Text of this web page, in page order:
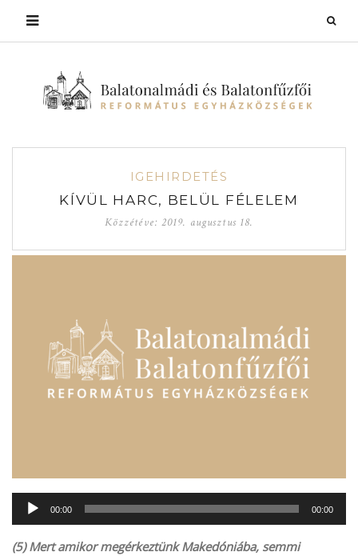
IGEHIRDETÉS
KÍVÜL HARC, BELÜL FÉLELEM
Közzétéve:2019. augusztus 18.
Audió
00:00 00:00
(5) Mert amikor megérkeztünk Makedóniába, semmi